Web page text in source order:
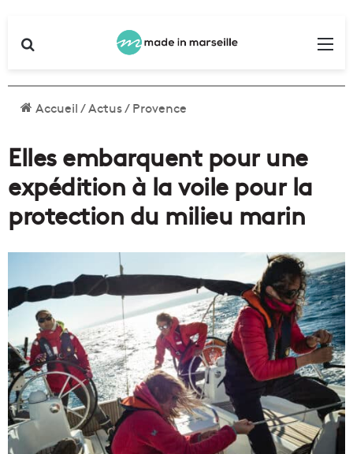
Accueil/Actus/Provence
Elles embarquent pour une
expédition à la voile pour la
protection du milieu marin